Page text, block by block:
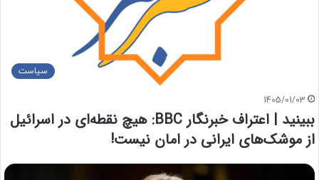
سیاست
1405/01/03
ببینید | اعتراف خبرنگار BBC: هیچ نقطه‌ای در اسرائیل
از موشک‌های ایرانی در امان نیست!